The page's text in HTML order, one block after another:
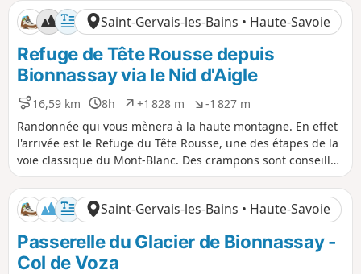
Saint-Gervais-les-Bains • Haute-Savoie
Refuge de Tête Rousse depuis
Bionnassay via le Nid d'Aigle
16,59 km
D
i
s
t
a
n
c
e
8h
D
u
r
é
e
+1 828 m
D
é
n
i
v
e
l
é
p
o
s
-1 827 m
D
é
n
i
v
e
l
é
n
é
Randonnée qui vous mènera à la haute montagne. En effet
l'arrivée est le Refuge du Tête Rousse, une des étapes de la
voie classique du Mont-Blanc. Des crampons sont conseillés
pour les derniers mètres (traversée du Glacier de Tête
Rousse). Attention : Randonnée avec un fort dénivelé
réservée aux personnes aguerries et n'ayant pas le vertige.
Saint-Gervais-les-Bains • Haute-Savoie
Passerelle du Glacier de Bionnassay -
Col de Voza